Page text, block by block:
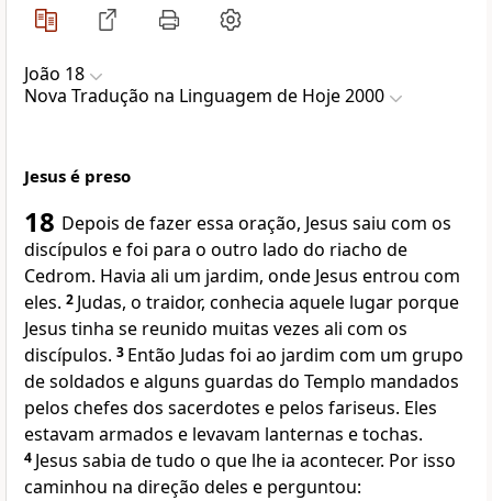
João 18
Nova Traduҫão na Linguagem de Hoje 2000
Jesus é preso
18 Depois de fazer essa oração, Jesus saiu com os
discípulos e foi para o outro lado do riacho de
Cedrom. Havia ali um jardim, onde Jesus entrou com
eles. 2 Judas, o traidor, conhecia aquele lugar porque
Jesus tinha se reunido muitas vezes ali com os
discípulos. 3 Então Judas foi ao jardim com um grupo
de soldados e alguns guardas do Templo mandados
pelos chefes dos sacerdotes e pelos fariseus. Eles
estavam armados e levavam lanternas e tochas.
4 Jesus sabia de tudo o que lhe ia acontecer. Por isso
caminhou na direção deles e perguntou: